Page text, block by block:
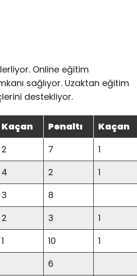
Online eğitim
sağlıyor. Uzaktan eğitim
destekliyor.
Kaçan Penaltı
Kaçan
2 7
1
4 2
1
3
8
2 3
1
1 10
1
6